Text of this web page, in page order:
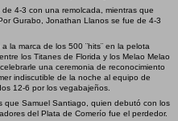
4-3 con una remolcada, mientras que
Gurabo, Jonathan Llanos se fue de 4-3
la marca de los 500 ¨hits¨ en la pelota
los Titanes de Florida y los Melao Melao
una ceremonia de reconocimiento
indiscutible de la noche al equipo de
12-6 por los vegabajeños.
que Samuel Santiago, quien debutó con los
del Plata de Comerío fue el perdedor.